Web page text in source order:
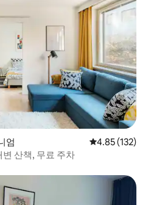
엄 평점 4.85점(5
4.85 (132)
산책, 무료 주차